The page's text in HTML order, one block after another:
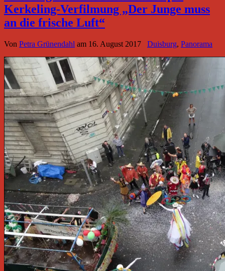
Kerkeling-Verfilmung „Der Junge muss
an die frische Luft“
Von Petra Grünendahl am 16. August 2017 Duisburg, Panorama